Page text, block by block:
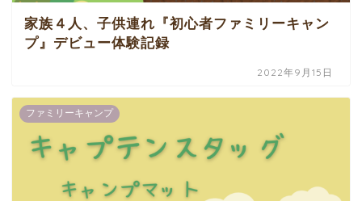
家族４人、子供連れ『初心者ファミリーキャン
プ』デビュー体験記録
2022年9月15日
ファミリーキャンプ